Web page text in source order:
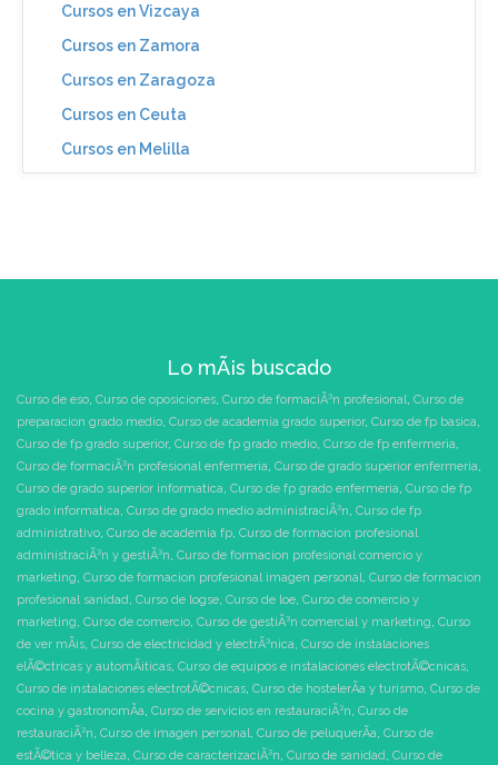
Cursos en Vizcaya
Cursos en Zamora
Cursos en Zaragoza
Cursos en Ceuta
Cursos en Melilla
Lo mÃ¡s buscado
Curso de eso, Curso de oposiciones, Curso de formaciÃ³n profesional, Curso de
preparacion grado medio, Curso de academia grado superior, Curso de fp basica,
Curso de fp grado superior, Curso de fp grado medio, Curso de fp enfermeria,
Curso de formaciÃ³n profesional enfermeria, Curso de grado superior enfermeria,
Curso de grado superior informatica, Curso de fp grado enfermeria, Curso de fp
grado informatica, Curso de grado medio administraciÃ³n, Curso de fp
administrativo, Curso de academia fp, Curso de formacion profesional
administraciÃ³n y gestiÃ³n, Curso de formacion profesional comercio y
marketing, Curso de formacion profesional imagen personal, Curso de formacion
profesional sanidad, Curso de logse, Curso de loe, Curso de comercio y
marketing, Curso de comercio, Curso de gestiÃ³n comercial y marketing, Curso
de ver mÃ¡s, Curso de electricidad y electrÃ³nica, Curso de instalaciones
elÃ©ctricas y automÃ¡ticas, Curso de equipos e instalaciones electrotÃ©cnicas,
Curso de instalaciones electrotÃ©cnicas, Curso de hostelerÃ­a y turismo, Curso de
cocina y gastronomÃ­a, Curso de servicios en restauraciÃ³n, Curso de
restauraciÃ³n, Curso de imagen personal, Curso de peluquerÃ­a, Curso de
estÃ©tica y belleza, Curso de caracterizaciÃ³n, Curso de sanidad, Curso de